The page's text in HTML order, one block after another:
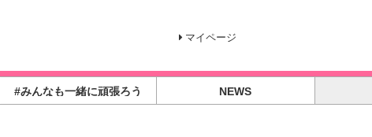
マイページ
#みんなも一緒に頑張ろう NEWS